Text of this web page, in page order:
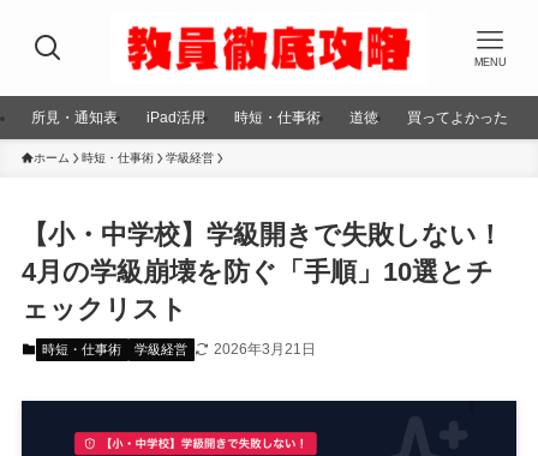
MENU
所見・通知表 iPad活用 時短・仕事術 道徳 買ってよかった
ホーム 時短・仕事術 学級経営
【小・中学校】学級開きで失敗しない！
4月の学級崩壊を防ぐ「手順」10選とチ
ェックリスト
時短・仕事術 学級経営 2026年3月21日